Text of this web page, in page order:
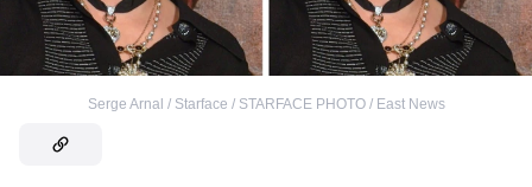
Serge Arnal / Starface / STARFACE PHOTO / East News